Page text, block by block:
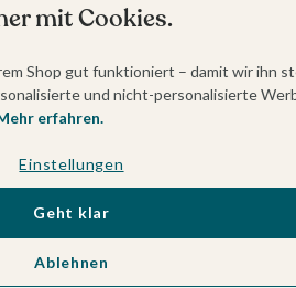
mit Cookies.
Shop gut funktioniert – damit wir ihn
und nicht-personalisierte
erfahren.
Einstellungen
Ablehnen
Geht klar